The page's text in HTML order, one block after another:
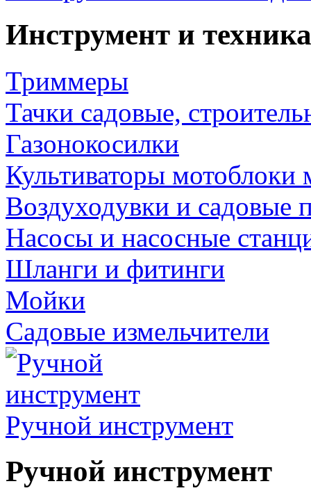
Инструмент и
Триммеры
Тачки садовые,
Газонокосилки
Культиваторы мотоблоки
Воздуходувки и садовые
Насосы и насосные
Шланги и фитинги
Мойки
Садовые измельчители
Ручной инструмент
Ручной инструмент